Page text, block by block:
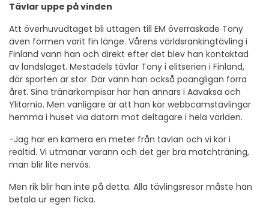
Tävlar uppe på vinden
Att överhuvudtaget bli uttagen till EM överraskade Tony
även formen varit fin länge. Vårens världsrankingtävling i
Finland vann han och direkt efter det blev han kontaktad
av landslaget. Mestadels tävlar Tony i elitserien i Finland,
där sporten är stor. Där vann han också poängligan förra
året. Sina tränarkompisar har han annars i Aavaksa och
Ylitornio. Men vanligare är att han kör webbcamstävlingar
hemma i huset via datorn mot deltagare i hela världen.
-Jag har en kamera en meter från tavlan och vi kör i
realtid. Vi utmanar varann och det ger bra matchträning,
man blir lite nervös.
Men rik blir han inte på detta. Alla tävlingsresor måste han
betala ur egen ficka.